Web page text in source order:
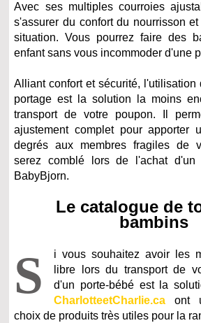
Avec ses multiples courroies
s'assurer du confort du nourrisson
situation. Vous pourrez faire des
enfant sans vous incommoder d'une
Alliant confort et sécurité, l'utilisation
portage est la solution la moins
transport de votre poupon. Il
ajustement complet pour apporter
degrés aux membres fragiles de
serez comblé lors de l'achat d'un
BabyBjorn.
Le catalogue de
bambins
S
i vous souhaitez avoir les
libre lors du transport de
d'un porte-bébé est la
CharlotteetCharlie.ca ont
choix de produits très utiles pour la